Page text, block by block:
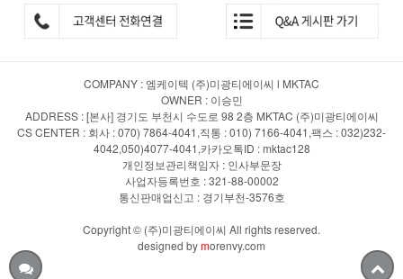
COMPANY : 엠케이텍 (주)미광티에이씨 l MKTAC
OWNER : 이승민
ADDRESS : [본사] 경기도 부천시 수도로 98 2층 MKTAC (주)미광티에이씨
CS CENTER : 회사 : 070) 7864-4041,직통 : 010) 7166-4041,팩스 : 032)232-
4042,050)4077-4041,카카오톡ID : mktac128
개인정보관리책임자 : 인사부문장
사업자등록번호 : 321-88-00002
통신판매업신고 : 경기부천-3576호
Copyright © (주)미광티에이씨 All rights reserved.
designed bymorenvy.com